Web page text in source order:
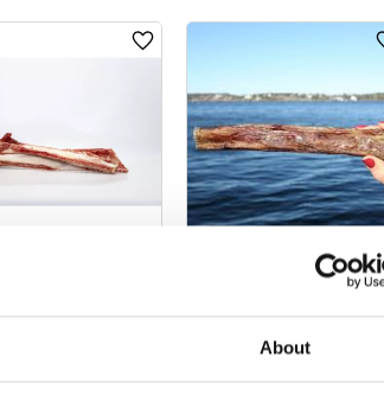
About
Lägg till i favoriter
Svensk Tjurmuskel
Svensk Tjurmuskel